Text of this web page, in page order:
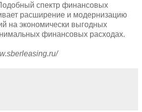
спектр финансовых
расширение и модернизацию
на экономически выгодных
финансовых расходах.